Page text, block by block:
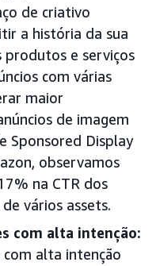
de criativo
a história da sua
produtos e serviços
com várias
maior
de imagem
Sponsored Display
observamos
na CTR dos
vários assets.
com alta intenção:
com alta intenção